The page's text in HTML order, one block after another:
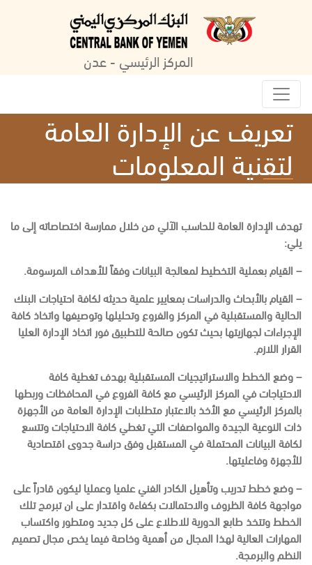
المركز الرئيسي - عدن
تعريف عن الإدارة العامة
لتقنية المعلومات
تهدف الإدارة العامة للحاسب الآلي من خلال ممارسة اختصاصاته إلى ما
يلي:
– القيام بعملية التخطيط لمعالجة البيانات وفقاً للأهداف المرسومة.
– القيام بالأبحاث والدراسات بمعايير علمية حديثه لكافة احتياجات البنك
الحالية والمستقبلية في المركز والفروع وتحليلها وتوصيفها واتخاذ كافة
الإجراءات لجهازيتها بحيث تكون صالحة للتطبيق فور اتخاذ الإدارة العليا
القرار اللازم.
– وضع الخطط والاستراتيجيات المستقبلية بهدف تغطية كافة
الاحتياجات في المركز الرئيسي مع كافة الفروع في المحافظات وربطها
بالمركز الرئيسي مع الأخذ بالاعتبار متطلبات الإدارة العامة من الأجهزة
ذات النوعية الجيدة والمواصفات التي تغطي كافة الاحتياجات وتتسع
لكافة البيانات المحتملة في المستقبل وفق دراسة جدوى اقتصادية
للأجهزة وفاعليتها.
– وضع خطط تدريب وتأهيل الكادر الفني علميا وعمليا ليكون قادراً على
مواجهة كافة الظروف والاحتمالات بكفاءة واقتدار على ان تبرمج تلك
الخطط وتتخذ طابع الدورية للاطلاع على كل جديد ومتطور واكتساب
المهارات العالية لهذا المجال من أهمية وخاصة فيما يخص مجال تصميم
النظم والبرمجة.